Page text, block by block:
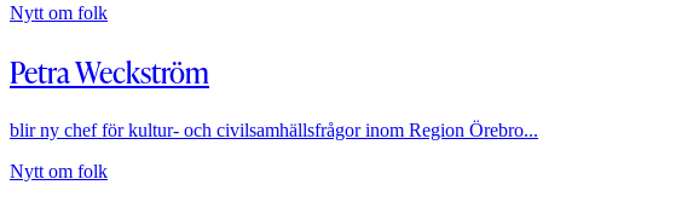
Nytt om folk
Petra Weckström
blir ny chef för kultur- och civilsamhällsfrågor inom Region Örebro...
Nytt om folk